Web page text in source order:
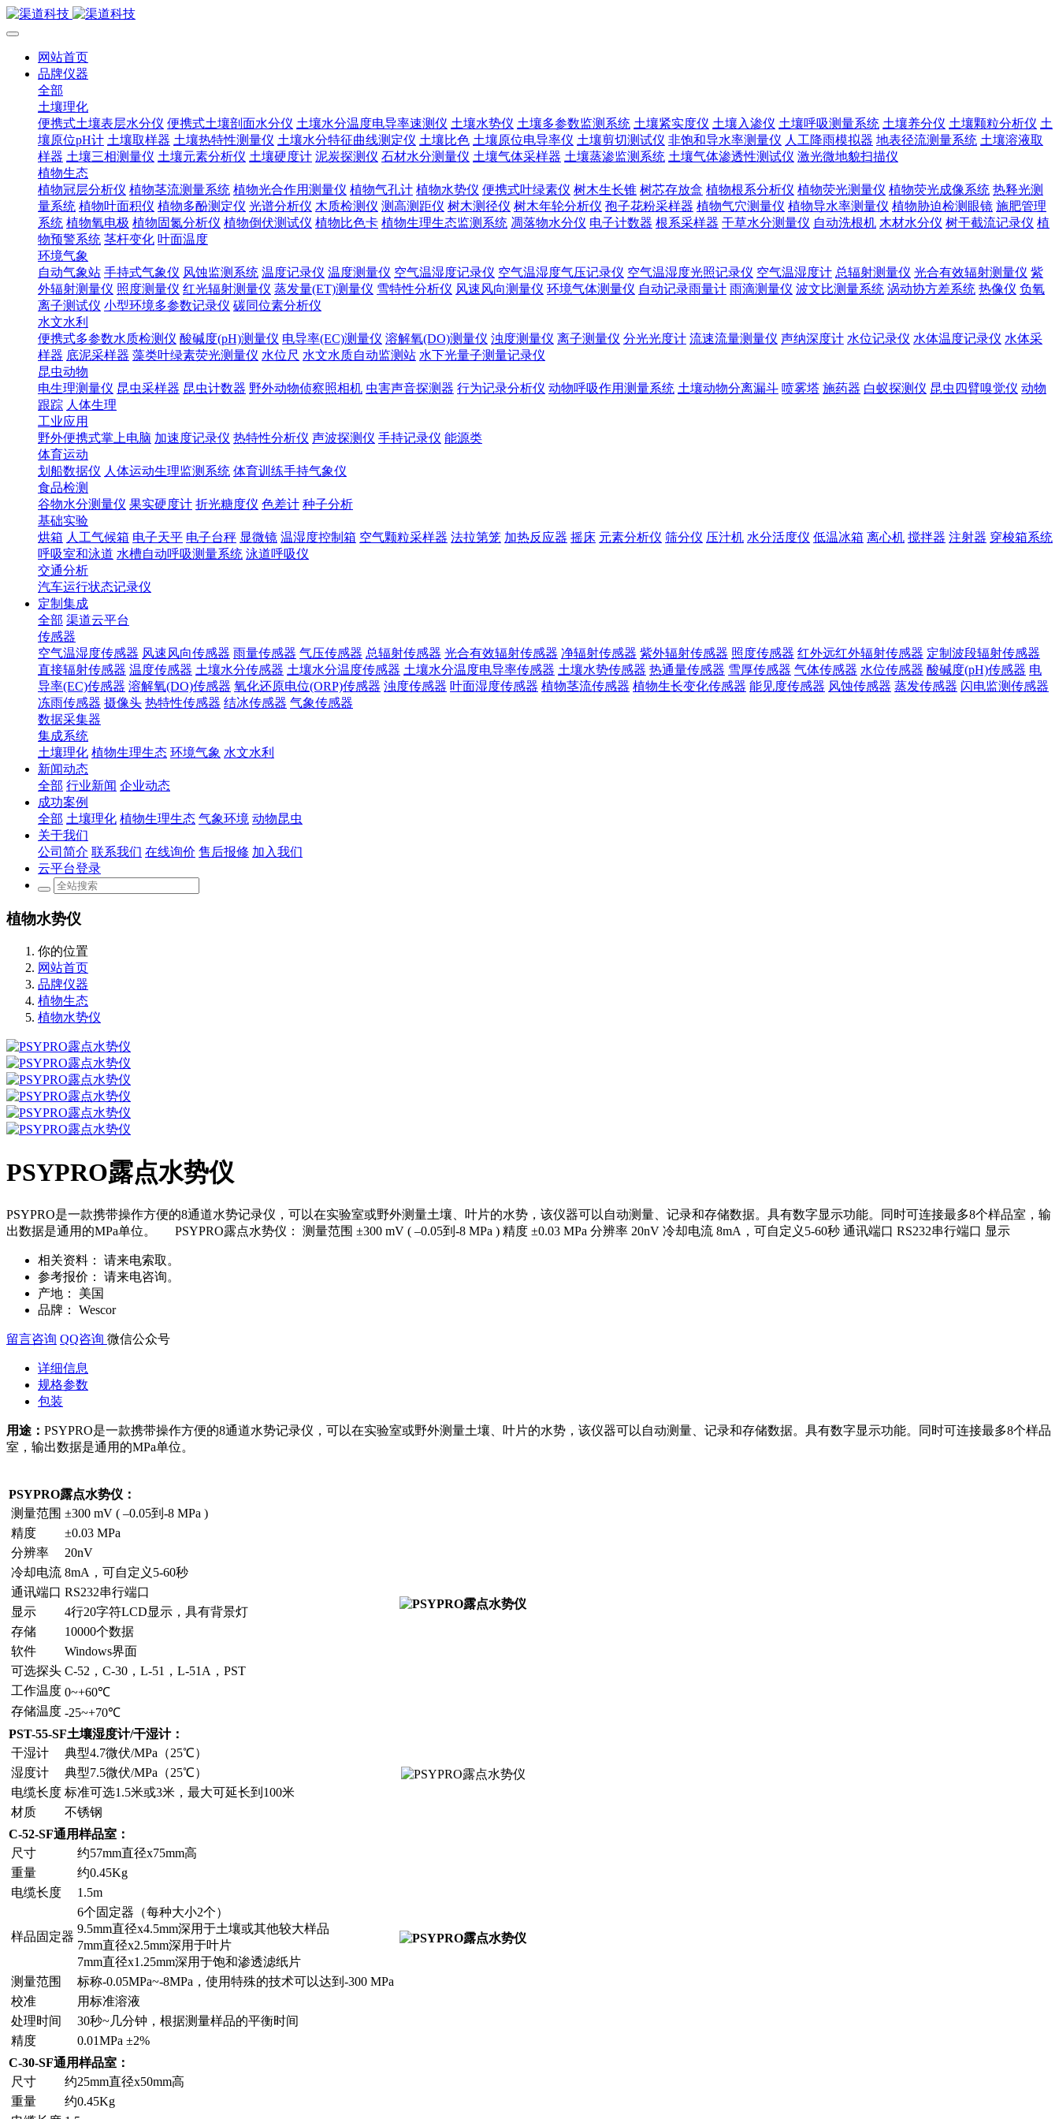
网站首页
品牌仪器
全部
土壤理化
便携式土壤表层水分仪 便携式土壤剖面水分仪 土壤水分温度电导率速测仪 土壤水势仪 土壤多参数监测系统 土壤紧实度仪 土壤入渗仪 土壤呼吸测量系统 土壤养分仪 土壤颗粒分析仪 土
壤原位pH计 土壤取样器 土壤热特性测量仪 土壤水分特征曲线测定仪 土壤比色 土壤原位电导率仪 土壤剪切测试仪 非饱和导水率测量仪 人工降雨模拟器 地表径流测量系统 土壤溶液取
样器 土壤三相测量仪 土壤元素分析仪 土壤硬度计 泥炭探测仪 石材水分测量仪 土壤气体采样器 土壤蒸渗监测系统 土壤气体渗透性测试仪 激光微地貌扫描仪
植物生态
植物冠层分析仪 植物茎流测量系统 植物光合作用测量仪 植物气孔计 植物水势仪 便携式叶绿素仪 树木生长锥 树芯存放盒 植物根系分析仪 植物荧光测量仪 植物荧光成像系统 热释光测
量系统 植物叶面积仪 植物多酚测定仪 光谱分析仪 木质检测仪 测高测距仪 树木测径仪 树木年轮分析仪 孢子花粉采样器 植物气穴测量仪 植物导水率测量仪 植物胁迫检测眼镜 施肥管理
系统 植物氧电极 植物固氮分析仪 植物倒伏测试仪 植物比色卡 植物生理生态监测系统 凋落物水分仪 电子计数器 根系采样器 干草水分测量仪 自动洗根机 木材水分仪 树干截流记录仪 植
物预警系统 茎杆变化 叶面温度
环境气象
自动气象站 手持式气象仪 风蚀监测系统 温度记录仪 温度测量仪 空气温湿度记录仪 空气温湿度气压记录仪 空气温湿度光照记录仪 空气温湿度计 总辐射测量仪 光合有效辐射测量仪 紫
外辐射测量仪 照度测量仪 红光辐射测量仪 蒸发量(ET)测量仪 雪特性分析仪 风速风向测量仪 环境气体测量仪 自动记录雨量计 雨滴测量仪 波文比测量系统 涡动协方差系统 热像仪 负氧
离子测试仪 小型环境多参数记录仪 碳同位素分析仪
水文水利
便携式多参数水质检测仪 酸碱度(pH)测量仪 电导率(EC)测量仪 溶解氧(DO)测量仪 浊度测量仪 离子测量仪 分光光度计 流速流量测量仪 声纳深度计 水位记录仪 水体温度记录仪 水体采
样器 底泥采样器 藻类叶绿素荧光测量仪 水位尺 水文水质自动监测站 水下光量子测量记录仪
昆虫动物
电生理测量仪 昆虫采样器 昆虫计数器 野外动物侦察照相机 虫害声音探测器 行为记录分析仪 动物呼吸作用测量系统 土壤动物分离漏斗 喷雾塔 施药器 白蚁探测仪 昆虫四臂嗅觉仪 动物
跟踪 人体生理
工业应用
野外便携式掌上电脑 加速度记录仪 热特性分析仪 声波探测仪 手持记录仪 能源类
体育运动
划船数据仪 人体运动生理监测系统 体育训练手持气象仪
食品检测
谷物水分测量仪 果实硬度计 折光糖度仪 色差计 种子分析
基础实验
烘箱 人工气候箱 电子天平 电子台秤 显微镜 温湿度控制箱 空气颗粒采样器 法拉第笼 加热反应器 摇床 元素分析仪 筛分仪 压汁机 水分活度仪 低温冰箱 离心机 搅拌器 注射器 穿梭箱系统
呼吸室和泳道 水槽自动呼吸测量系统 泳道呼吸仪
交通分析
汽车运行状态记录仪
定制集成
全部 渠道云平台
传感器
空气温湿度传感器 风速风向传感器 雨量传感器 气压传感器 总辐射传感器 光合有效辐射传感器 净辐射传感器 紫外辐射传感器 照度传感器 红外远红外辐射传感器 定制波段辐射传感器
直接辐射传感器 温度传感器 土壤水分传感器 土壤水分温度传感器 土壤水分温度电导率传感器 土壤水势传感器 热通量传感器 雪厚传感器 气体传感器 水位传感器 酸碱度(pH)传感器 电
导率(EC)传感器 溶解氧(DO)传感器 氧化还原电位(ORP)传感器 浊度传感器 叶面湿度传感器 植物茎流传感器 植物生长变化传感器 能见度传感器 风蚀传感器 蒸发传感器 闪电监测传感器
冻雨传感器 摄像头 热特性传感器 结冰传感器 气象传感器
数据采集器
集成系统
土壤理化 植物生理生态 环境气象 水文水利
新闻动态
全部 行业新闻 企业动态
成功案例
全部 土壤理化 植物生理生态 气象环境 动物昆虫
关于我们
公司简介 联系我们 在线询价 售后报修 加入我们
云平台登录
植物水势仪
你的位置
网站首页
品牌仪器
植物生态
植物水势仪
PSYPRO露点水势仪
PSYPRO是一款携带操作方便的8通道水势记录仪，可以在实验室或野外测量土壤、叶片的水势，该仪器可以自动测量、记录和存储数据。具有数字显示功能。同时可连接最多8个样品室，输
出数据是通用的MPa单位。 PSYPRO露点水势仪： 测量范围 ±300 mV ( –0.05到-8 MPa ) 精度 ±0.03 MPa 分辨率 20nV 冷却电流 8mA，可自定义5-60秒 通讯端口 RS232串行端口 显示
相关资料：
请来电索取。
参考报价：
请来电咨询。
产地：
美国
品牌：
Wescor
留言咨询 QQ咨询 微信公众号
详细信息
规格参数
包装
用途： PSYPRO是一款携带操作方便的8通道水势记录仪，可以在实验室或野外测量土壤、叶片的水势，该仪器可以自动测量、记录和存储数据。具有数字显示功能。同时可连接最多8个样品
室，输出数据是通用的MPa单位。
PSYPRO露点水势仪：
测量范围 ±300 mV ( –0.05到-8 MPa )
精度
±0.03 MPa
分辨率
20nV
冷却电流 8mA，可自定义5-60秒
通讯端口 RS232串行端口
显示
4行20字符LCD显示，具有背景灯
存储
10000个数据
软件
Windows界面
可选探头 C-52，C-30，L-51，L-51A，PST
工作温度 0~+60℃
存储温度 -25~+70℃
PST-55-SF土壤湿度计/干湿计：
干湿计
典型4.7微伏/MPa（25℃）
湿度计
典型7.5微伏/MPa（25℃）
电缆长度 标准可选1.5米或3米，最大可延长到100米
材质
不锈钢
C-52-SF通用样品室：
尺寸
约57mm直径x75mm高
重量
约0.45Kg
电缆长度
1.5m
样品固定器
6个固定器（每种大小2个）
9.5mm直径x4.5mm深用于土壤或其他较大样品
7mm直径x2.5mm深用于叶片
7mm直径x1.25mm深用于饱和渗透滤纸片
测量范围
标称-0.05MPa~-8MPa，使用特殊的技术可以达到-300 MPa
校准
用标准溶液
处理时间
30秒~几分钟，根据测量样品的平衡时间
精度
0.01MPa ±2%
C-30-SF通用样品室：
尺寸
约25mm直径x50mm高
重量
约0.45Kg